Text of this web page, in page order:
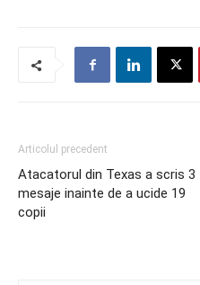
Articolul precedent
Atacatorul din Texas a scris 3
mesaje inainte de a ucide 19
copii